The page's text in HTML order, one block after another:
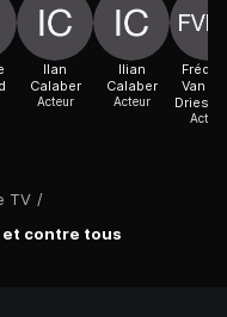
TV /
et contre tous
Ilan
Calaber
Acteur
Ilian
Calaber
Acteur
Van
Acteur